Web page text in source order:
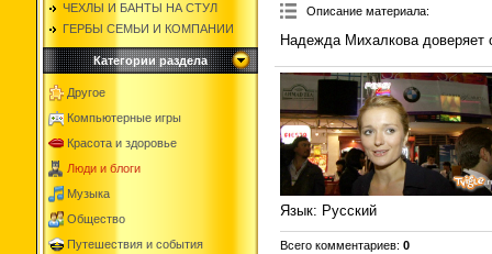
ЧЕХЛЫ И БАНТЫ НА СТУЛ
ГЕРБЫ СЕМЬИ И КОМПАНИИ
Категории раздела
Другое
Компьютерные игры
Красота и здоровье
Люди и блоги
Музыка
Общество
Путешествия и события
Описание материала:
Надежда Михалкова доверяет
Язык: Русский
Всего комментариев: 0